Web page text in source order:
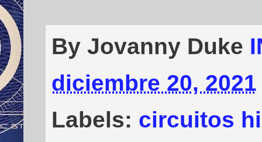
By Jovanny Duke
diciembre 20, 2021
Labels: circuitos